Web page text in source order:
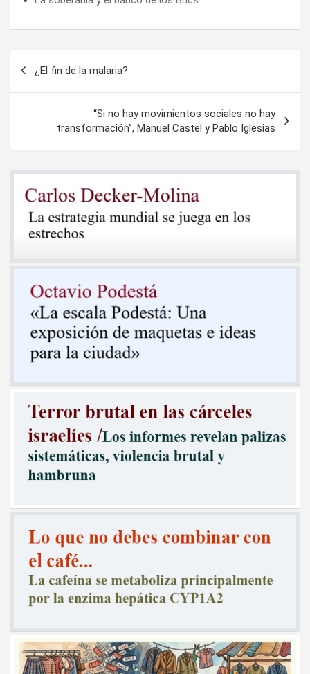
¿El fin de la malaria?
“Si no hay movimientos sociales no hay
transformación”, Manuel Castel y Pablo Iglesias